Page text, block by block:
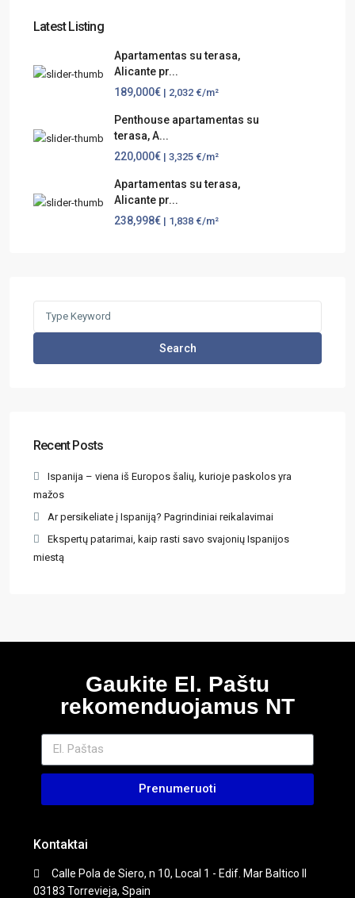
Latest Listing
Apartamentas su terasa,
Alicante pr...
189,000€ | 2,032 €/m²
Penthouse apartamentas su
terasa, A...
220,000€ | 3,325 €/m²
Apartamentas su terasa,
Alicante pr...
238,998€ | 1,838 €/m²
Search
Recent Posts
Ispanija – viena iš Europos šalių, kurioje paskolos yra
mažos
Ar persikeliate į Ispaniją? Pagrindiniai reikalavimai
Ekspertų patarimai, kaip rasti savo svajonių Ispanijos
miestą
Gaukite El. Paštu
rekomenduojamus NT
Prenumeruoti
Kontaktai
Calle Pola de Siero, n 10, Local 1 - Edif. Mar Baltico II
03183 Torrevieja, Spain